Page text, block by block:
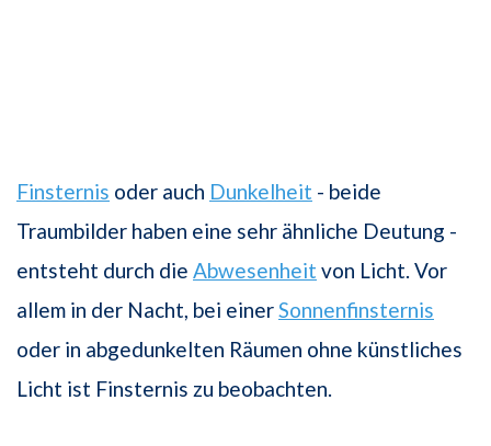
Finsternis oder auch Dunkelheit - beide
Traumbilder haben eine sehr ähnliche Deutung -
entsteht durch die Abwesenheit von Licht. Vor
allem in der Nacht, bei einerSonnenfinsternis
oder in abgedunkelten Räumen ohne künstliches
Licht ist Finsternis zu beobachten.